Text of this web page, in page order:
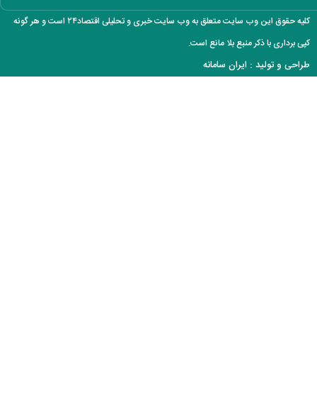
تورم به کدام خانوارها بیشتر فشار می‌آورد؟ شکاف ۱۵.۲ درصدی دهک‌ها
عکس/ خانه اعیان نشین در شمال تهران در دوران قاجار
طلا یا دلار یا بورس؛ سرمایه‌گذاران به دنبال امن‌ترین پناهگاه سرمایه‌اند
روش شارژ کردن گوشی بدون نیاز به پریز برق
کلیه حقوق این وب سایت متعلق به وب سایت خبری و تحلیلی اقتصاد۲۴ است و هر گونه
کپی برداری با ذکر منبع بلا مانع است.
طراحی و تولید : ایران سامانه